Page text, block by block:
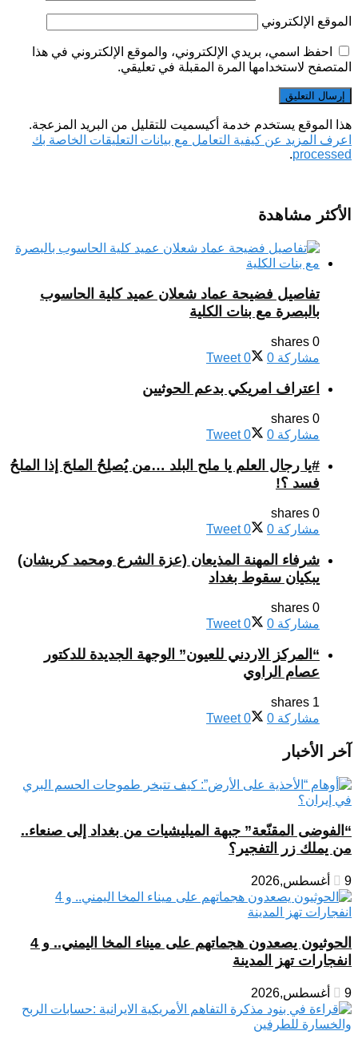
الموقع الإلكتروني
احفظ اسمي، بريدي الإلكتروني، والموقع الإلكتروني في هذا
المتصفح لاستخدامها المرة المقبلة في تعليقي.
هذا الموقع يستخدم خدمة أكيسميت للتقليل من البريد المزعجة.
اعرف المزيد عن كيفية التعامل مع بيانات التعليقات الخاصة بك
processed
.
الأكثر مشاهدة
تفاصيل فضيحة عماد شعلان عميد كلية الحاسوب
بالبصرة مع بنات الكلية
0 shares
مشاركة 0
Tweet 0
اعتراف امريكي بدعم الحوثيين
0 shares
مشاركة 0
Tweet 0
#يا رجال العلم يا ملح البلد …من يُصلِحُ الملحَ إذا الملحُ
فسد ؟!
0 shares
مشاركة 0
Tweet 0
شرفاء المهنة المذيعان (عزة الشرع ومحمد كريشان)
يبكيان سقوط بغداد
0 shares
مشاركة 0
Tweet 0
“المركز الاردني للعيون” الوجهة الجديدة للدكتور
عصام الراوي
1 shares
مشاركة 0
Tweet 0
آخر الأخبار
“الفوضى المقنّعة” جبهة الميليشيات من بغداد إلى صنعاء..
من يملك زر التفجير؟
9 أغسطس,2026
الحوثيون يصعدون هجماتهم على ميناء المخا اليمني.. و 4
انفجارات تهز المدينة
9 أغسطس,2026